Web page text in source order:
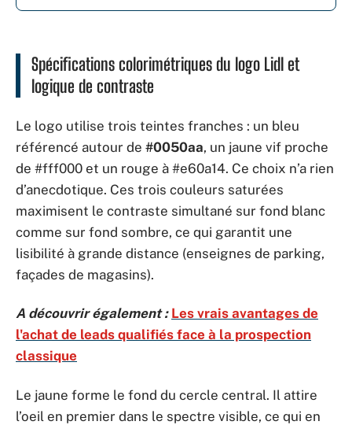
Spécifications colorimétriques du logo Lidl et
logique de contraste
Le logo utilise trois teintes franches : un bleu
référencé autour de #0050aa, un jaune vif proche
de #fff000 et un rouge à #e60a14. Ce choix n’a rien
d’anecdotique. Ces trois couleurs saturées
maximisent le contraste simultané sur fond blanc
comme sur fond sombre, ce qui garantit une
lisibilité à grande distance (enseignes de parking,
façades de magasins).
A découvrir également : Les vrais avantages de
l'achat de leads qualifiés face à la prospection
classique
Le jaune forme le fond du cercle central. Il attire
l’oeil en premier dans le spectre visible, ce qui en